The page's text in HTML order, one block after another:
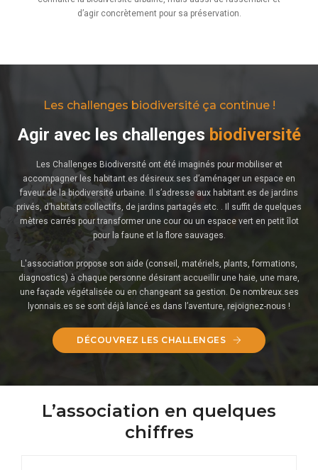
d’agir concrètement pour sa préservation.
Les challenges biodiversité ça continue !
Agir avec les challenges biodiversité
Les Challenges Biodiversité ont été imaginés pour mobiliser et
accompagner les habitant.es désireux.ses d’aménager un espace en
faveur de la biodiversité urbaine. Il s’adresse aux habitant.es de jardins
privés, d’habitats collectifs, de jardins partagés etc. . Il suffit de quelques
mètres carrés pour transformer une cour ou un espace vert en petit îlot
pour la faune et la flore sauvages.
L'association propose son aide (conseil, matériels, plants, formations,
diagnostics) à chaque personne désirant accueillir une haie, une mare,
une façade végétalisée ou en changeant sa gestion. De nombreux.ses
lyonnais.es se sont déjà lancé.es dans l’aventure, rejoignez-nous !
DÉCOUVREZ LES CHALLENGES
L’association en quelques
chiffres